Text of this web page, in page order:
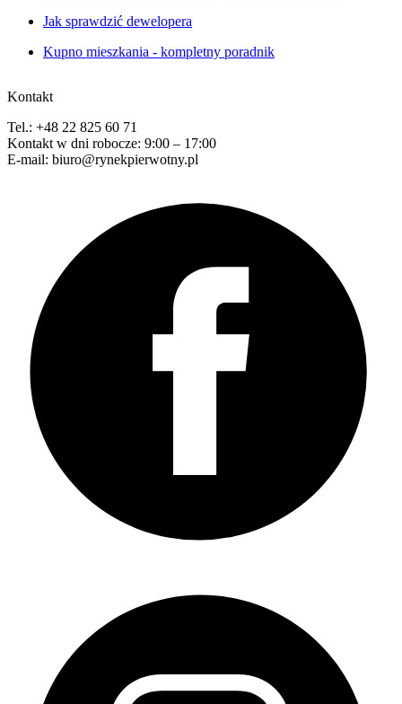
Jak sprawdzić dewelopera
Kupno mieszkania - kompletny poradnik
Kontakt
Tel.: +48 22 825 60 71
Kontakt w dni robocze: 9:00 – 17:00
E-mail: biuro@rynekpierwotny.pl